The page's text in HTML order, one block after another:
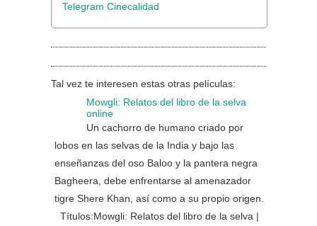
Telegram Cinecalidad
Tal vez te interesen estas otras películas:
Mowgli: Relatos del libro de la selva
online
Un cachorro de humano criado por
lobos en las selvas de la India y bajo las
enseñanzas del oso Baloo y la pantera negra
Bagheera, debe enfrentarse al amenazador
tigre Shere Khan, así como a su propio origen.
Títulos:Mowgli: Relatos del libro de la selva |